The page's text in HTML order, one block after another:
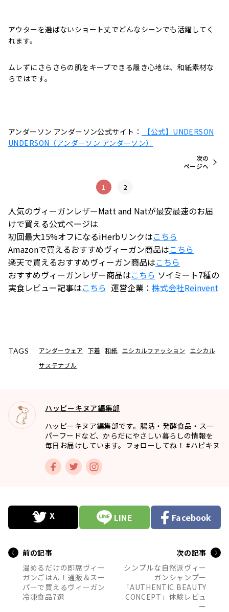
アウターを選ばないショート丈でどんなシーンでも活躍してく
れます。
ムレずに さらさらの肌をキープできる履き心地は、和紙素材な
らではです。
アンダーソン アンダーソン公式サイト：
【公式】UNDERSON
UNDERSON（アンダーソン アンダーソン）
1 2
次の
ページへ
人気のヴィーガンレザーMatt and Natが最安最速のお届
けで買える公式ページは
初回最大15%オフになるiHerbリンクはこちら
Amazonで買えるおすすめヴィーガン商品はこちら
楽天で買えるおすすめヴィーガン商品はこちら
おすすめヴィーガンレザー商品はこちら ソイミート7種の
実食レビュー記事はこちら 運営企業： 株式会社Reinvent
TAGS アンダーウェア 下着 和紙 エシカルファッション
エシカル
サステナブル
ハッピーキヌア編集部
ハッピーキヌア編集部です。腸活・発酵食品・スー
パーフードなど、からだにやさしい暮らしの情報を
毎日お届けしています。フォローしてね！ #ハピキヌ
LINE Facebook
前の記事
温めるだけの即席ヴィー
ガンごはん！通販＆スー
パーで買えるヴィーガン
冷凍食品7選
次の記事
シンプルな自然派ヴィー
ガンシャンプー
「AUTHENTIC BEAUTY
CONCEPT」体験レビュ
ー